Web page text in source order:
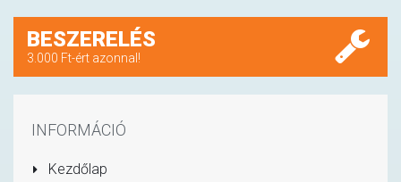
BESZERELÉS
3.000 Ft-ért azonnal!
INFORMÁCIÓ
Kezdőlap